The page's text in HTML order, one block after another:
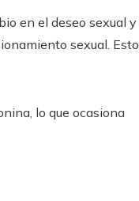
en el deseo sexual y
sexual. Esto